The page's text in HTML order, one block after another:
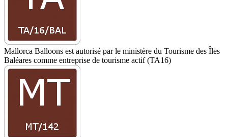
Mallorca Balloons est autorisé par le ministère du Tourisme des Îles
Baléares comme entreprise de tourisme actif (TA16)